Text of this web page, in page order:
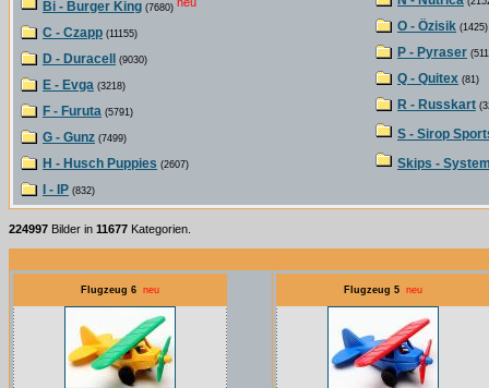
Bi - Burger King (7680)
C - Czapp (11155)
D - Duracell (9030)
E - Evga (3218)
F - Furuta (5791)
G - Gunz (7499)
H - Husch Puppies (2607)
I - IP (832)
O - Özisik (1425)
P - Pyraser
Q - Quitex (81)
R - Russkart
S - Sirop
Skips -
224997 Bilder in 11677 Kategorien.
Flugzeug 6 neu Flugzeug 5 neu